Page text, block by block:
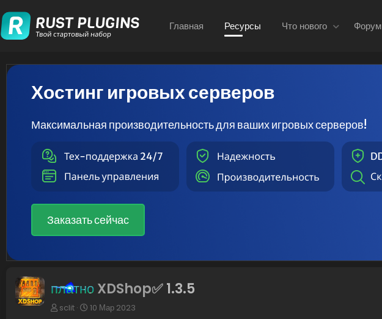
Главная Ресурсы Что нового Форум
Хостинг игровых серверов
Максимальная производительность для ваших игровых серверов!
Заказать сейчас
платноXDShop✅1.3.5
А
sclit
Д
10 Мар 2023